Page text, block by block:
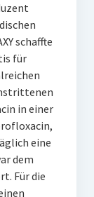
schaffte
für
in einer
eine
dem
Für die